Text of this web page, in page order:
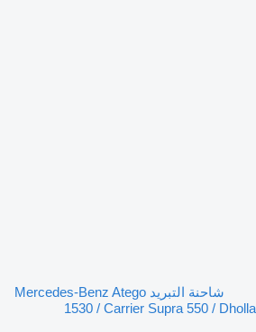
شاحنة التبريد Mercedes-Benz Atego
1530 / Carrier Supra 550 /